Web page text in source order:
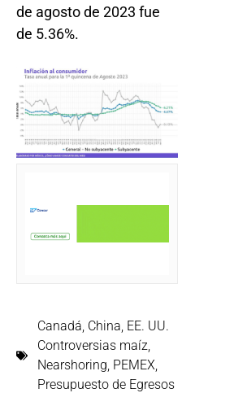
de agosto de 2023 fue
de 5.36%.
Canadá, China, EE. UU.
Controversias maíz,
Nearshoring, PEMEX,
Presupuesto de Egresos